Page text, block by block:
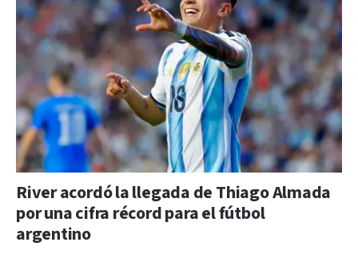
River acordó la llegada de Thiago Almada
por una cifra récord para el fútbol
argentino